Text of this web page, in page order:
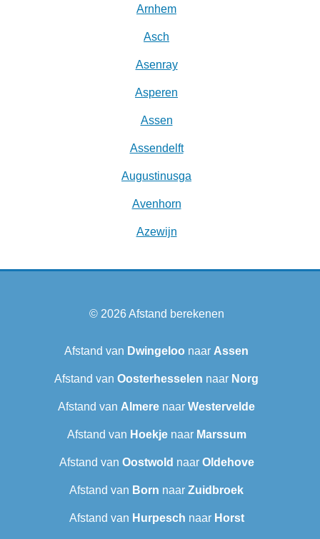
Arnhem
Asch
Asenray
Asperen
Assen
Assendelft
Augustinusga
Avenhorn
Azewijn
© 2026Afstand berekenen
Afstand van Dwingeloo naar Assen
Afstand van Oosterhesselen naar Norg
Afstand van Almere naar Westervelde
Afstand van Hoekjenaar Marssum
Afstand van Oostwold naar Oldehove
Afstand van Born naar Zuidbroek
Afstand van Hurpesch naar Horst